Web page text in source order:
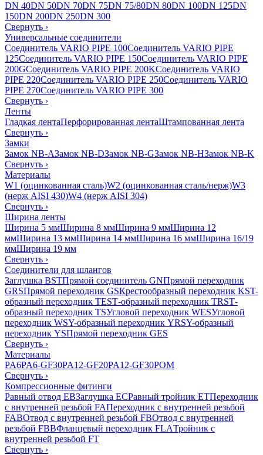
DN 40DN 50DN 70DN 75DN 75/80DN 80DN 100DN 125DN
150DN 200DN 250DN 300
Свернуть ›
Универсальные соединители
Соединитель VARIO PIPE 100Соединитель VARIO PIPE
125Соединитель VARIO PIPE 150Соединитель VARIO PIPE
200GСоединитель VARIO PIPE 200KСоединитель VARIO
PIPE 220Соединитель VARIO PIPE 250Соединитель VARIO
PIPE 270Соединитель VARIO PIPE 300
Свернуть ›
Ленты
Гладкая лентаПерфорированная лентаШтампованная лента
Свернуть ›
Замки
Замок NB-AЗамок NB-DЗамок NB-GЗамок NB-HЗамок NB-K
Свернуть ›
Материалы
W1 (оцинкованная сталь)W2 (оцинкованная сталь/нерж)W3
(нерж AISI 430)W4 (нерж AISI 304)
Свернуть ›
Ширина ленты
Ширина 5 ммШирина 8 ммШирина 9 ммШирина 12
ммШирина 13 ммШирина 14 ммШирина 16 ммШирина 16/19
ммШирина 19 мм
Свернуть ›
Соединители для шлангов
Заглушка BSTПрямой соединитель GNПрямой переходник
GRSПрямой переходник GSКрестообразный переходник KST-
образный переходник TESТ-образный переходник TRSТ-
образный переходник TSУгловой переходник WESУгловой
переходник WSY-образный переходник YRSY-образный
переходник YSПрямой переходник GES
Свернуть ›
Материалы
PA6PA6-GF30PA12-GF20PA12-GF30POM
Свернуть ›
Компрессионные фитинги
Равный отвод EBЗаглушка ECРавный тройник ETПереходник
с внутренней резьбой FAПереходник с внутренней резьбой
FABОтвод с внутренней резьбой FBОтвод с внутренней
резьбой FBBФланцевый переходник FLAТройник с
внутренней резьбой FT
Свернуть ›